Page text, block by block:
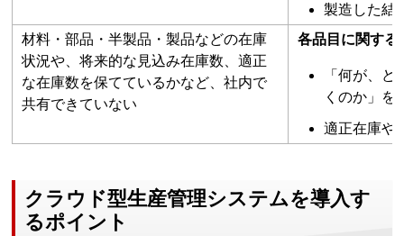
製造した結
材料・部品・半製品・製品などの在庫
状況や、将来的な見込み在庫数、適正
な在庫数を保てているかなど、社内で
共有できていない
各品目に関する
「何が、
くのか」を
適正在庫や
クラウド型生産管理システムを導入す
るポイント